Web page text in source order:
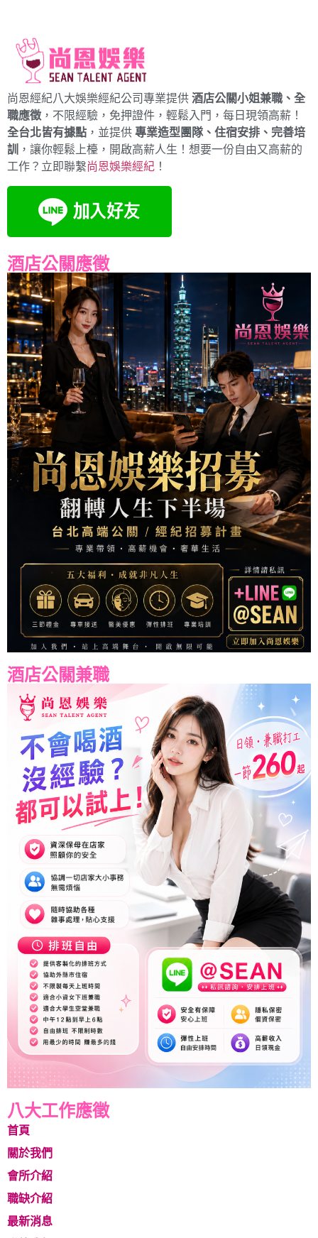
尚恩經紀八大娛樂經紀公司專業提供 酒店公關小姐兼職、全
職應徵 ，不限經驗，免押證件，輕鬆入門，每日現領高薪！
全台北皆有據點 ，並提供 專業造型團隊、住宿安排、完善培
訓
，讓你輕鬆上檯，開啟高薪人生！想要一份自由又高薪的
工作？立即聯繫尚恩娛樂經紀 ！
酒店公關應徵
酒店公關兼職
八大工作應徵
首頁
關於我們
會所介紹
職缺介紹
最新消息